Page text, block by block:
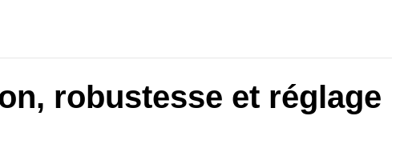
robustesse et réglage